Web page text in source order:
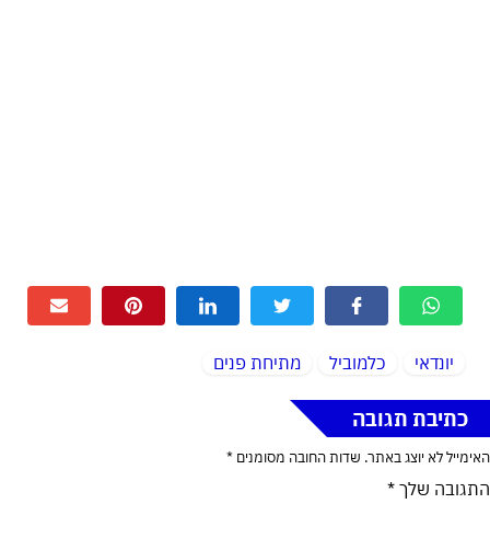
יונדאי כלמוביל מתיחת פנים
כתיבת תגובה
האימייל לא יוצג באתר. שדות החובה מסומנים *
התגובה שלך *